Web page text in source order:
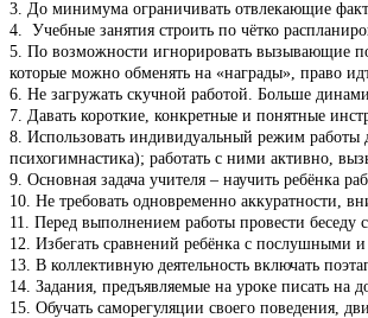
3. До минимума ограничивать отвлекающие
4. Учебные занятия строить по чётко
5. По возможности игнорировать вызывающие
которые можно обменять на «награды», право
6. Не загружать скучной работой. Больше
7. Давать короткие, конкретные и понятные
8. Использовать индивидуальный режим работы
психогимнастика); работать с ними активно,
9. Основная задача учителя – научить ребёнка
10. Не требовать одновременно аккуратности,
11. Перед выполнением работы провести беседу
12. Избегать сравнений ребёнка с послушными
13. В коллективную деятельность включать
14. Задания, предъявляемые на уроке писать на
15. Обучать саморегуляции своего поведения,